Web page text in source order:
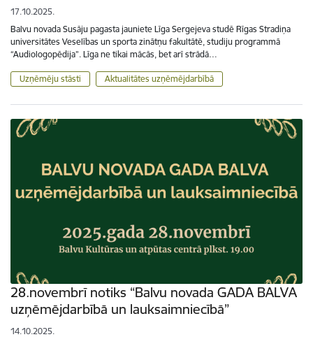
17.10.2025.
Balvu novada Susāju pagasta jauniete Līga Sergejeva studē Rīgas Stradiņa
universitātes Veselības un sporta zinātņu fakultātē, studiju programmā
“Audiologopēdija”. Līga ne tikai mācās, bet arī strādā…
Uzņēmēju stāsti Aktualitātes uzņēmējdarbībā
28.novembrī notiks “Balvu novada GADA BALVA
uzņēmējdarbībā un lauksaimniecībā”
14.10.2025.